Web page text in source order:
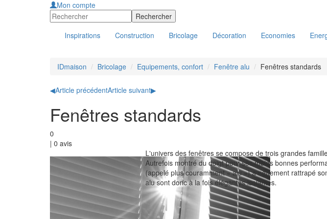
Mon compte
Inspirations Construction Bricolage Décoration Economies
IDmaison Bricolage Equipements, confort Fenêtre alu Fenêtres standards
◀Article précédentArticle suivant▶
Fenêtres standards
0
| 0 avis
L'univers des fenêtres se compose de trois grandes
Autrefois montré du doigt pour ses moins bonnes
(appelé plus couramment « alu ») a nettement rattrapé
alu sont donc à la fois élégantes isolantes.